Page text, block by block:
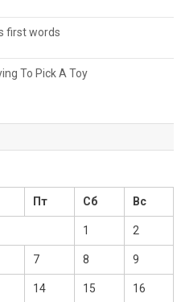
first words
To Pick A Toy
Пт Сб Вс
1 2
7 8 9
14 15 16